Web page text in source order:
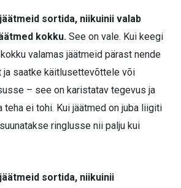
sortida, niikuinii valab
kokku. See on vale. Kui keegi
valamas jäätmeid pärast nende
saatke käitlusettevõttele või
– see on karistatav tegevus ja
ei tohi. Kui jäätmed on juba liigiti
ringlusse nii palju kui
sortida, niikuinii